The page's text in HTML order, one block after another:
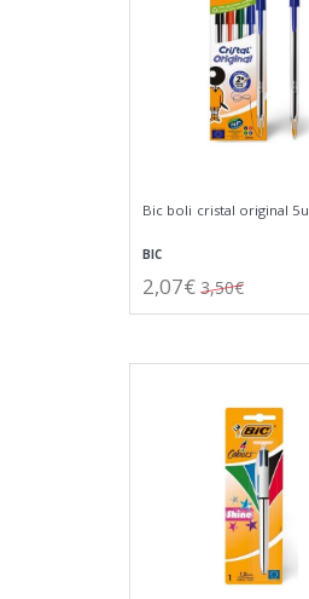
Bic boli cristal original
BIC
2,07€ 3,50€